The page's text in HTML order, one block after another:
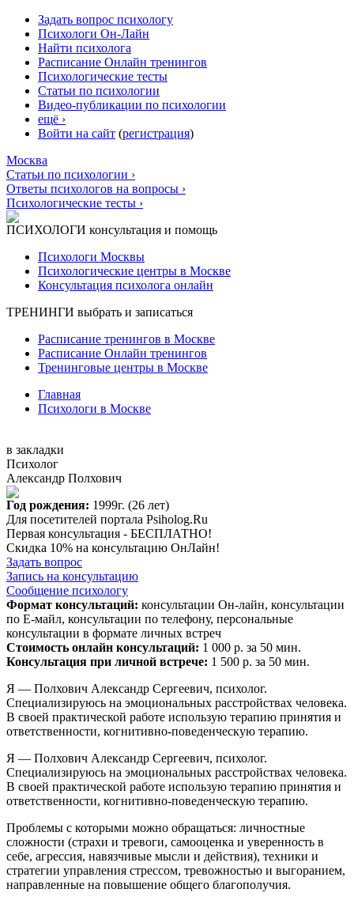
Задать вопрос психологу
Психологи Он-Лайн
Найти психолога
Расписание Онлайн тренингов
Психологические тесты
Статьи по психологии
Видео-публикации по психологии
ещё ›
Войти на сайт (регистрация)
Москва
Статьи по психологии ›
Ответы психологов на вопросы ›
Психологические тесты ›
ПСИХОЛОГИ консультация и помощь
Психологи Москвы
Психологические центры в Москве
Консультация психолога онлайн
ТРЕНИНГИ выбрать и записаться
Расписание тренингов в Москве
Расписание Онлайн тренингов
Тренинговые центры в Москве
Главная
Психологи в Москве
в закладки
Психолог
Александр Полхович
Год рождения: 1999г. (26 лет)
Для посетителей портала Psiholog.Ru
Первая консультация - БЕСПЛАТНО!
Скидка 10% на консультацию ОнЛайн!
Задать вопрос
Запись на консультацию
Сообщение психологу
Формат консультаций: консультации Он-лайн, консультации
по Е-майл, консультации по телефону, персональные
консультации в формате личных встреч
Стоимость онлайн консультаций: 1 000 р. за 50 мин.
Консультация при личной встрече: 1 500 р. за 50 мин.
Я — Полхович Александр Сергеевич, психолог.
Специализируюсь на эмоциональных расстройствах человека.
В своей практической работе использую терапию принятия и
ответственности, когнитивно-поведенческую терапию.
Я — Полхович Александр Сергеевич, психолог.
Специализируюсь на эмоциональных расстройствах человека.
В своей практической работе использую терапию принятия и
ответственности, когнитивно-поведенческую терапию.
Проблемы с которыми можно обращаться: личностные
сложности (страхи и тревоги, самооценка и уверенность в
себе, агрессия, навязчивые мысли и действия), техники и
стратегии управления стрессом, тревожностью и выгоранием,
направленные на повышение общего благополучия.